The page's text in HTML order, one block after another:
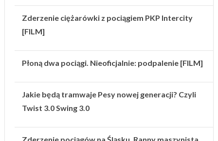
Zderzenie ciężarówki z pociągiem PKP Intercity
[FILM]
Płoną dwa pociągi. Nieoficjalnie: podpalenie [FILM]
Jakie będą tramwaje Pesy nowej generacji? Czyli
Twist 3.0 Swing 3.0